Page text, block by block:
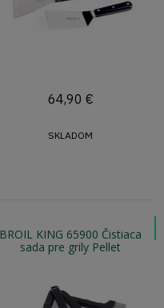
64,90 €
SKLADOM
BROIL KING 65900 Čistiaca
sada pre grily Pellet